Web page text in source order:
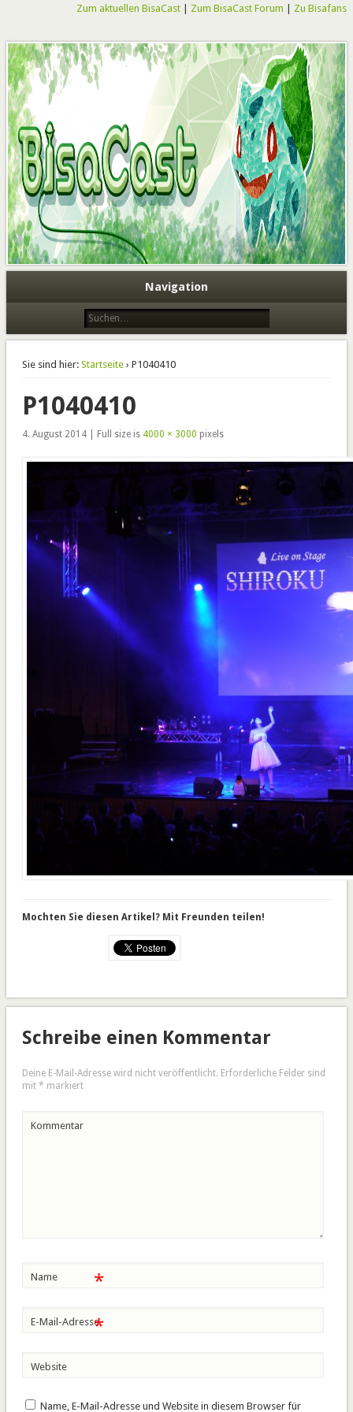
Zum aktuellen BisaCast Zum BisaCast Forum Zu Bisafans
Navigation
Sie sind hier: Startseite› P1040410
P1040410
4. August 2014 | Full size is 4000 × 3000 pixels
Mochten Sie diesen Artikel? Mit Freunden teilen!
Schreibe einen Kommentar
Deine E-Mail-Adresse wird nicht veröffentlicht. Erforderliche Felder sind
mit * markiert
Kommentar
Name *
E-Mail-Adresse*
Website
Name, E-Mail-Adresse und Website in diesem Browser für